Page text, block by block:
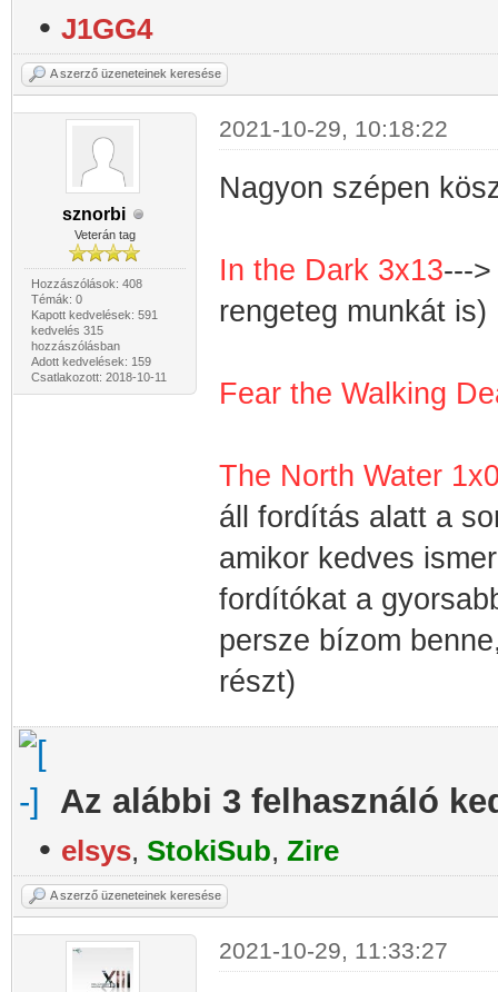
• J1GG4
A szerző üzeneteinek keresése
sznorbi
Veterán tag
Hozzászólások: 408
Témák: 0
Kapott kedvelések: 591
kedvelés 315
hozzászólásban
Adott kedvelések: 159
Csatlakozott: 2018-10-11
2021-10-29, 10:18:22
Nagyon szépen
In the Dark 3x13---
rengeteg munkát is)
Fear the Walking
The North Water
áll fordítás alatt a
amikor kedves
fordítókat a
persze bízom
részt)
Az alábbi 3 felhasználó
• elsys, StokiSub, Zire
A szerző üzeneteinek keresése
2021-10-29, 11:33:27